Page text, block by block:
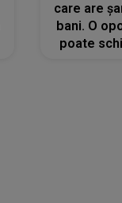
care are
bani. O
poate